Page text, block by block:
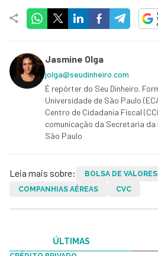
Jasmine Olga
jolga@seudinheiro.com
É repórter do Seu Dinheiro.
Universidade de São Paulo
Centro de Cidadania Fiscal
comunicação da Secretaria
São Paulo
Leia mais sobre: BOLSA DE VALORES
COMPANHIAS AÉREAS
CVC
ÚLTIMAS